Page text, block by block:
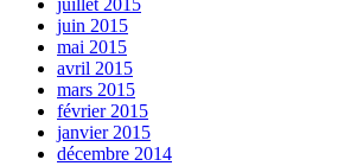
juillet 2015
juin 2015
mai 2015
avril 2015
mars 2015
février 2015
janvier 2015
décembre 2014